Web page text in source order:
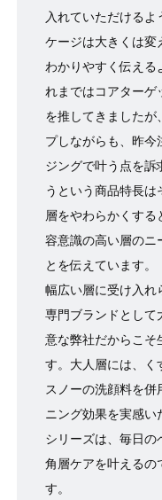
入れていただける
ケージは大きくは変
わかりやすく伝える
れまではコアターゲ
を推してきましたが
プしながらも、昨今
ジングで叶う点を
うという商品特長
層をやわらかくす
容意識の高い層のニ
とを伝えています。
幅広い層に受け入れ
専門ブランドとして
意な弊社だからこそ
す。大人層には、く
スノーの洗顔料を併
ニング効果を実感い
シリーズは、毎日
角層ケアを叶えるの
す。